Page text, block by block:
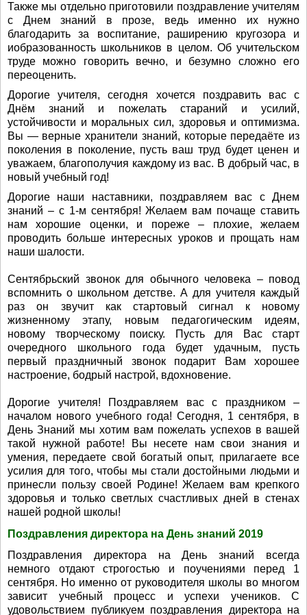
Также мы отдельно приготовили поздравление учителям
с Днем знаний в прозе, ведь именно их нужно
благодарить за воспитание, раширению кругозора и
иобразованность школьников в целом. Об учительском
труде можно говорить вечно, и безумно сложно его
переоценить.
Дорогие учителя, сегодня хочется поздравить вас с
Днём знаний и пожелать стараний и усилий,
устойчивости и моральных сил, здоровья и оптимизма.
Вы — верные хранители знаний, которые передаёте из
поколения в поколение, пусть ваш труд будет ценен и
уважаем, благополучия каждому из вас. В добрый час, в
новый учебный год!
Дорогие наши наставники, поздравляем вас с Днем
знаний – с 1-м сентября! Желаем вам почаще ставить
нам хорошие оценки, и пореже – плохие, желаем
проводить больше интересных уроков и прощать нам
наши шалости.
Сентябрьский звонок для обычного человека – повод
вспомнить о школьном детстве. А для учителя каждый
раз он звучит как стартовый сигнал к новому
жизненному этапу, новым педагогическим идеям,
новому творческому поиску. Пусть для Вас старт
очередного школьного года будет удачным, пусть
первый праздничный звонок подарит Вам хорошее
настроение, бодрый настрой, вдохновение.
Дорогие учителя! Поздравляем вас с праздником –
началом нового учебного года! Сегодня, 1 сентября, в
День Знаний мы хотим вам пожелать успехов в вашей
такой нужной работе! Вы несете нам свои знания и
умения, передаете свой богатый опыт, прилагаете все
усилия для того, чтобы мы стали достойными людьми и
принесли пользу своей Родине! Желаем вам крепкого
здоровья и только светлых счастливых дней в стенах
нашей родной школы!
Поздравления директора на День знаний 2019
Поздравления директора на День знаний всегда
немного отдают строгостью и поучениями перед 1
сентября. Но именно от руководителя школы во многом
зависит учебный процесс и успехи учеников. С
удовольствием публикуем поздравления директора на